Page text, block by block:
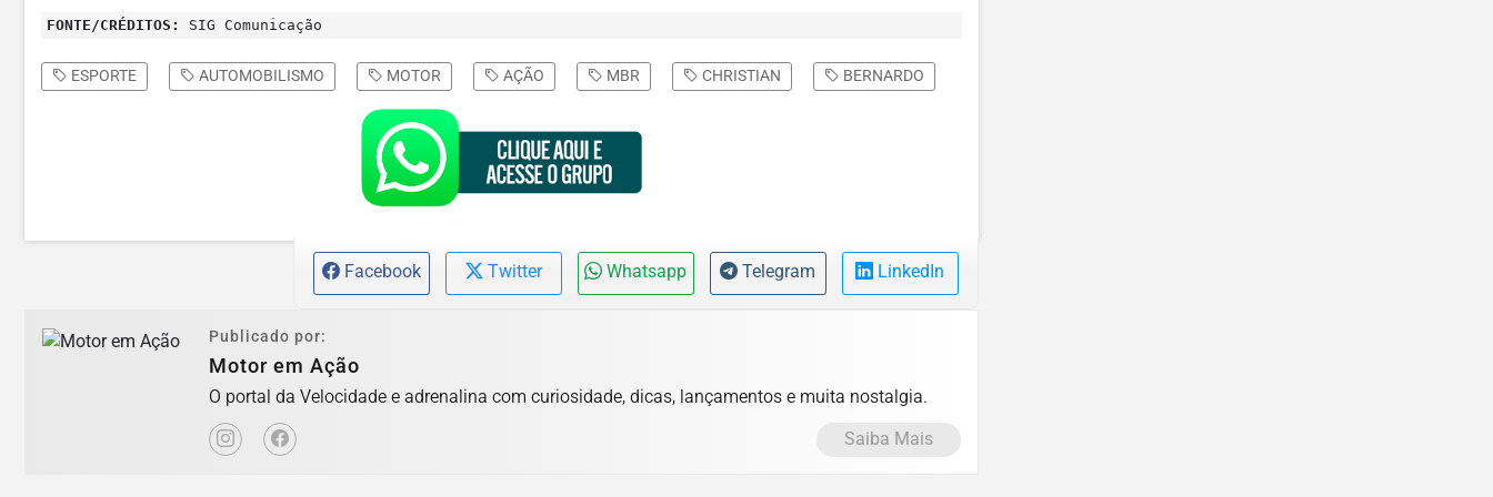
FONTE/CRÉDITOS: SIG Comunicação
ESPORTE AUTOMOBILISMO MOTOR AÇÃO MBR CHRISTIAN BERNARDO
Facebook Twitter Whatsapp Telegram LinkedIn
Publicado por:
Motor em Ação
O portal da Velocidade e adrenalina com curiosidade, dicas, lançamentos e muita nostalgia.
Saiba Mais